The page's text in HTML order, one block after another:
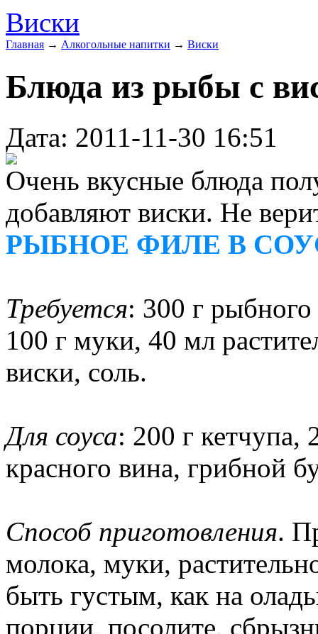
Виски
Главная → Алкогольные напитки → Виски
Блюда из рыбы с
Дата: 2011-11-30 16:51
Очень вкусные блюда
добавляют виски. Не
РЫБНОЕ ФИЛЕ В
Требуется: 300 г
100 г муки, 40 мл
виски, соль.
Для соуса: 200 г кетчупа,
красного вина, грибной
Способ приготовления.
молока, муки,
быть густым, как на
порции, посолите,